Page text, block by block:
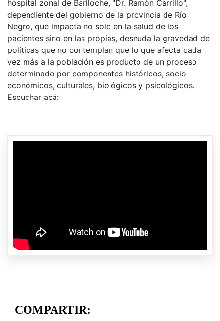
hospital zonal de Bariloche, "Dr. Ramón Carrillo",
dependiente del gobierno de la provincia de Río
Negro, que impacta no solo en la salud de los
pacientes sino en las propias, desnuda la gravedad de
políticas que no contemplan que lo que afecta cada
vez más a la población es producto de un proceso
determinado por componentes históricos, socio-
económicos, culturales, biológicos y psicológicos.
Escuchar acá:
COMPARTIR: